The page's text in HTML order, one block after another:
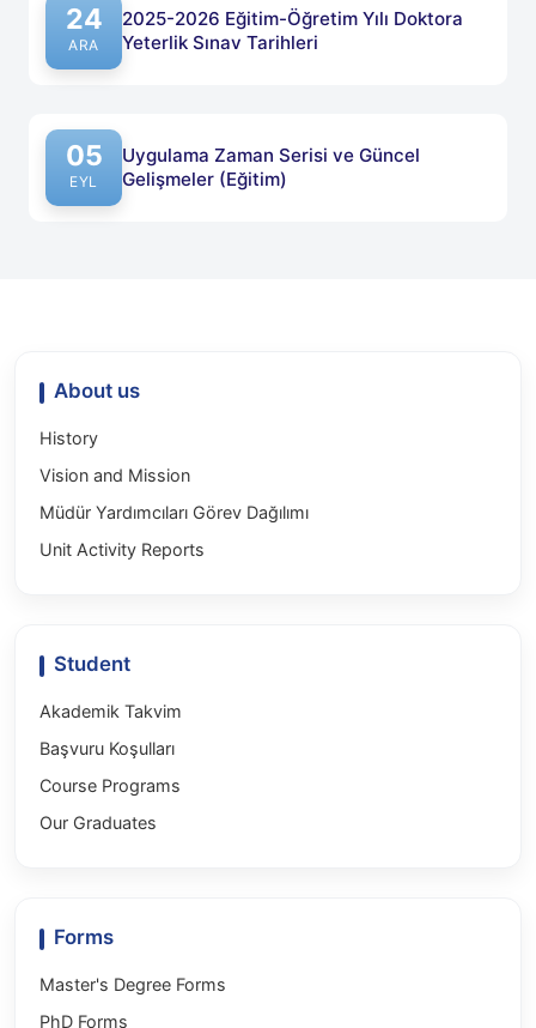
Published on: 24 Aralık 2025
24
ARA
2025-2026 Eğitim-Öğretim Yılı Doktora
Yeterlik Sınav Tarihleri
Published on: 05 Eylül 2025
05
EYL
Uygulama Zaman Serisi ve Güncel
Gelişmeler (Eğitim)
About us
History
Vision and Mission
Müdür Yardımcıları Görev Dağılımı
Unit Activity Reports
Student
Akademik Takvim
Başvuru Koşulları
Course Programs
Our Graduates
Forms
Master's Degree Forms
PhD Forms